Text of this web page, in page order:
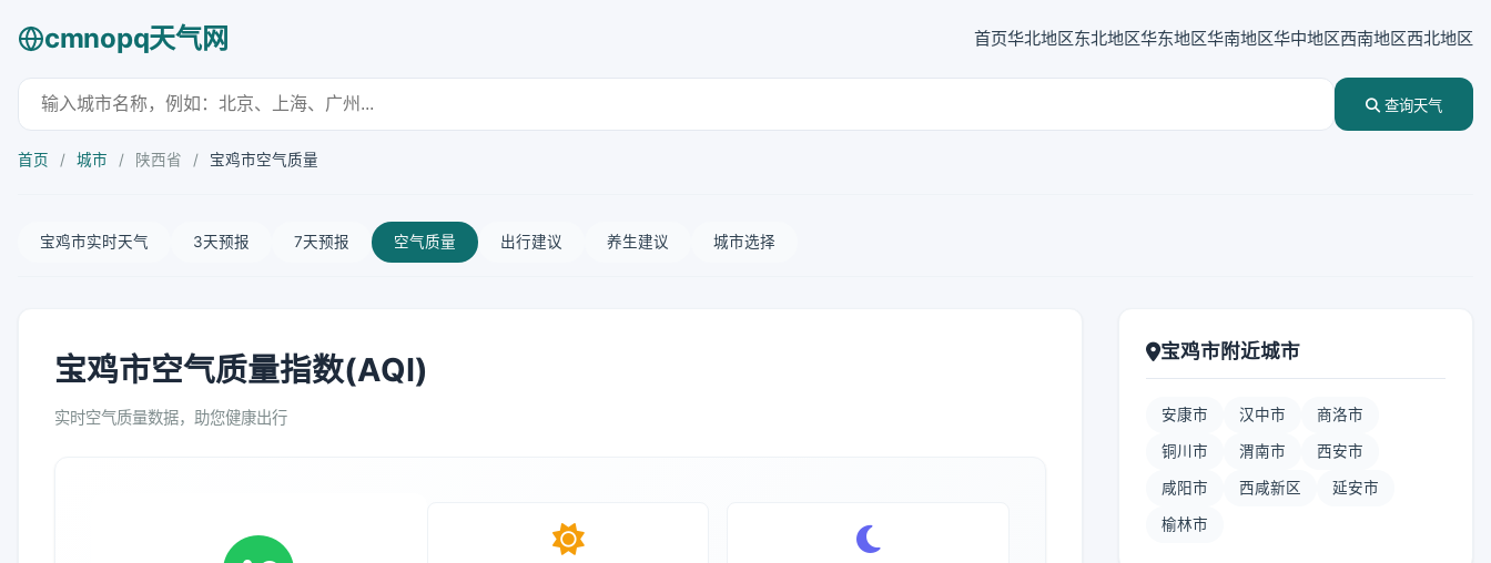
cmnopq天气网 首页华北地区东北地区华东地区华南地区华中地区西南地区西北地区
查询天气
首页 / 城市 / 陕西省 / 宝鸡市空气质量
宝鸡市实时天气 3天预报 7天预报 空气质量 出行建议 养生建议 城市选择
宝鸡市空气质量指数(AQI)
实时空气质量数据，助您健康出行
宝鸡市附近城市
安康市 汉中市 商洛市
铜川市 渭南市 西安市
咸阳市 西咸新区 延安市
榆林市